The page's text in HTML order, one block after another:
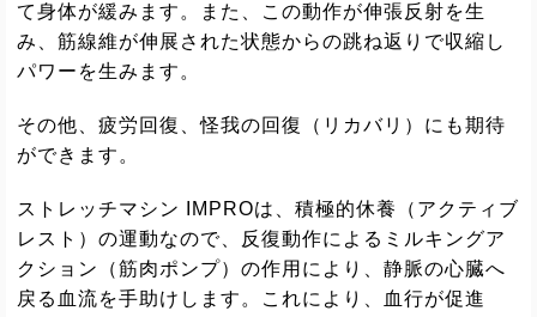
て身体が緩みます。また、この動作が伸張反射を生
み、筋線維が伸展された状態からの跳ね返りで収縮し
パワーを生みます。
その他、疲労回復、怪我の回復（リカバリ）にも期待
ができます。
ストレッチマシン IMPROは、積極的休養（アクティブ
レスト）の運動なので、反復動作によるミルキングア
クション（筋肉ポンプ）の作用により、静脈の心臓へ
戻る血流を手助けします。これにより、血行が促進